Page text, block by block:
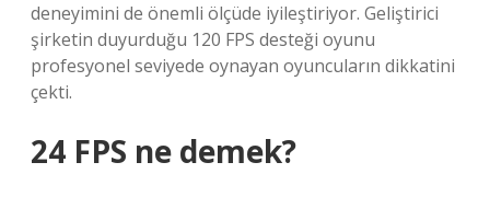
deneyimini de önemli ölçüde iyileştiriyor. Geliştirici
şirketin duyurduğu 120 FPS desteği oyunu
profesyonel seviyede oynayan oyuncuların dikkatini
çekti.
24 FPS ne demek?